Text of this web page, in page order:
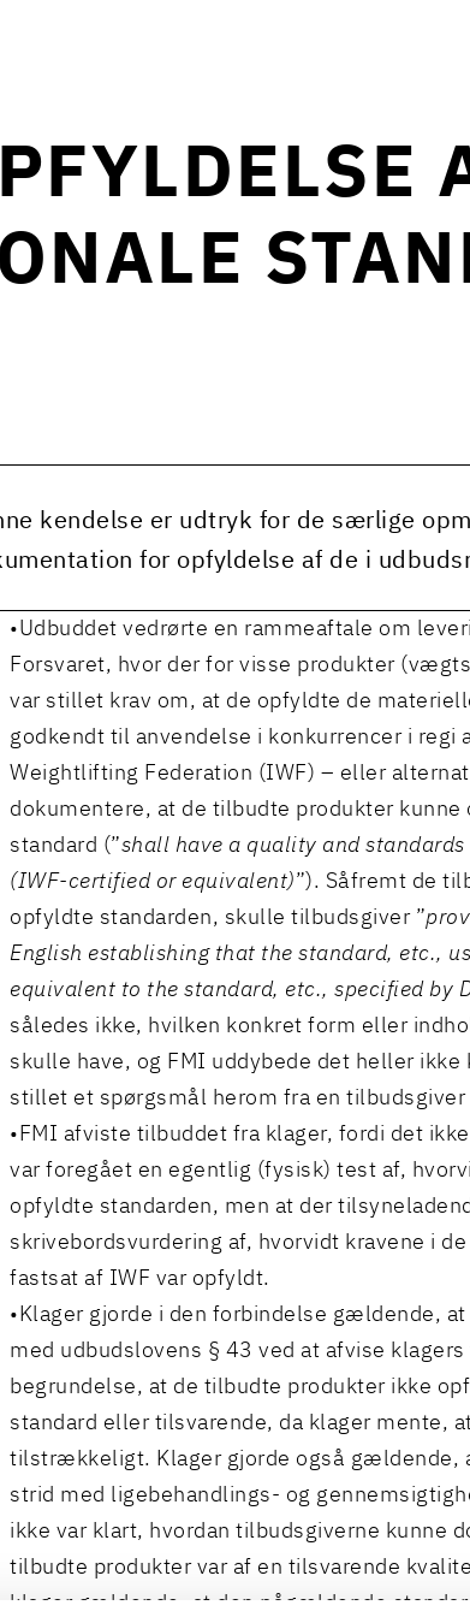
kendelse er udtryk for de særlige
for opfyldelse af de i
Udbuddet vedrørte en rammeaftale om
Forsvaret, hvor der for visse produkter
var stillet krav om, at de opfyldte de
godkendt til anvendelse i konkurrencer i regi
Weightlifting Federation (IWF) – eller
dokumentere, at de tilbudte produkter kunne
standard (”shall have a quality and
(IWF-certified or equivalent)”). Såfremt de
opfyldte standarden, skulle tilbudsgiver ”
English establishing that the standard, etc.,
equivalent to the standard, etc., specified by
således ikke, hvilken konkret form eller
skulle have, og FMI uddybede det heller ikke
stillet et spørgsmål herom fra en tilbudsgiver
FMI afviste tilbuddet fra klager, fordi det
var foregået en egentlig (fysisk) test af,
opfyldte standarden, men at der
skrivebordsvurdering af, hvorvidt kravene i
fastsat af IWF var opfyldt.
Klager gjorde i den forbindelse gældende,
med udbudslovens § 43 ved at afvise
begrundelse, at de tilbudte produkter ikke
standard eller tilsvarende, da klager mente,
tilstrækkeligt. Klager gjorde også gældende,
strid med ligebehandlings- og
ikke var klart, hvordan tilbudsgiverne kunne
tilbudte produkter var af en tilsvarende
klager gældende, at den pågældende